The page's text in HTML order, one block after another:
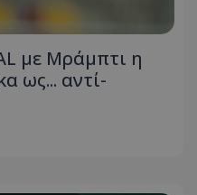
με Μράμπτι η
ως... αντί-